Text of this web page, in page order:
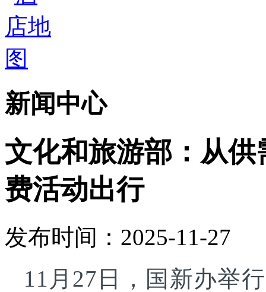
新闻中心
文化和旅游部：从
费活动出行
发布时间：2025-11-27
11月27日，国新办举